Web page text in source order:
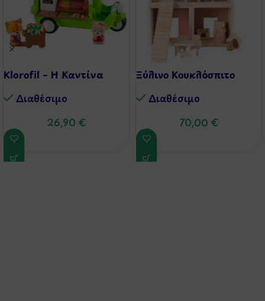
Klorofil – Η Καντίνα
Διαθέσιμo
26,90 €
Ξύλινο Κουκλόσπιτο
Διαθέσιμo
70,00 €